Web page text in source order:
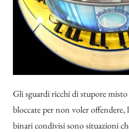
Gli sguardi ricchi di stupore
bloccate per non voler offendere,
binari condivisi sono situazioni